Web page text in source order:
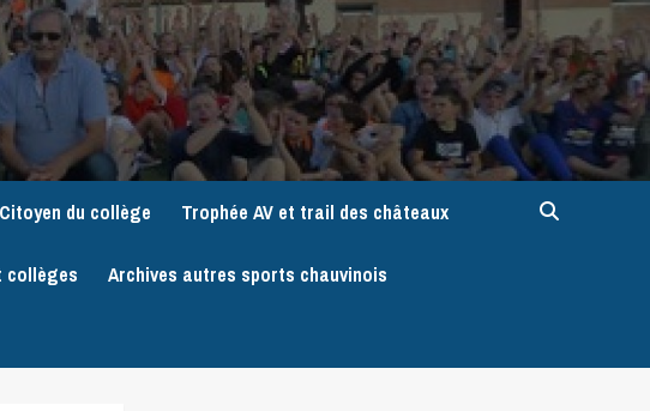
du collège Trophée AV et trail des châteaux
collèges Archives autres sports chauvinois